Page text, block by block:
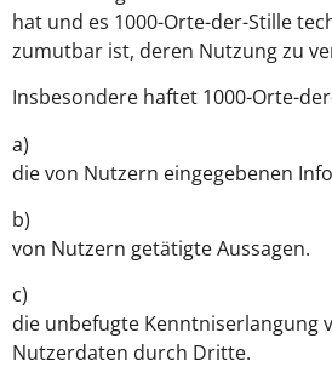
hat und es 1000-Orte-der-Stille
zumutbar ist, deren Nutzung zu
Insbesondere haftet 1000-Orte-
a)
die von Nutzern eingegebenen
b)
von Nutzern getätigte Aussagen.
c)
die unbefugte Kenntniserlangung
Nutzerdaten durch Dritte.